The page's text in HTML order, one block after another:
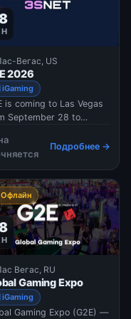
Вегас, US
2026
iGaming
is coming to Las Vegas
September 28 to
held at the Venetian
the event aims to
high-value
insights, and
world solutions
to the global
industry. The event
Подробнее →
Офлайн
Вегас, RU
Gaming Expo
iGaming
Gaming Expo (G2E) —